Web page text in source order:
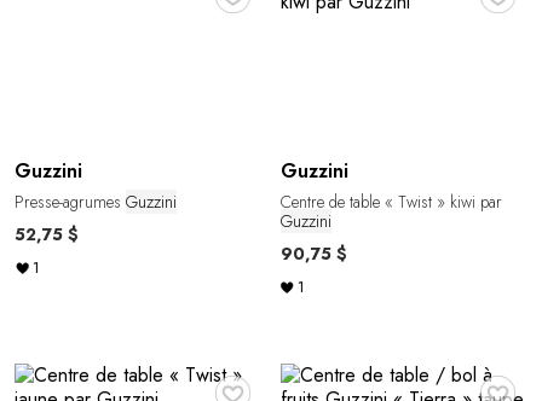
Guzzini
Presse-agrumes Guzzini
52,75 $
1
Guzzini
Centre de table « Twist » kiwi par
Guzzini
90,75 $
1
♥ ♥